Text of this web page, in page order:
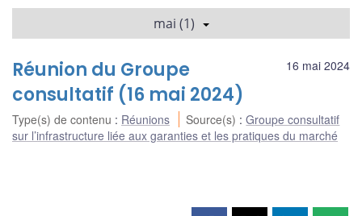
mai (1)
16 mai 2024
Réunion du Groupe
consultatif (16 mai 2024)
Type(s) de contenu : Réunions Source(s) :Groupe consultatif
sur l’infrastructure liée aux garanties et les pratiques du marché